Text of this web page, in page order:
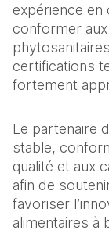
expérience en
conformer
certifications
fortement
Le partenaire
stable,
qualité et aux
afin de
favoriser
alimentaires à